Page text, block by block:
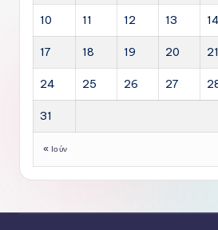
10 11 12 13 14
17 18 19 20 21
24 25 26 27
31
« Ιούν